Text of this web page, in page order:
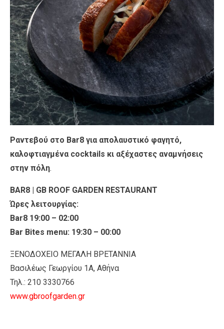
Ραντεβού στο Bar8 για απολαυστικό φαγητό,
καλοφτιαγμένα cocktails κι αξέχαστες αναμνήσεις
στην πόλη.
BAR8 | GB ROOF GARDEN RESTAURANT
Ώρες λειτουργίας:
Bar8 19:00 – 02:00
Bar Bites menu: 19:30 – 00:00
ΞΕΝΟΔΟΧΕΙΟ ΜΕΓΑΛΗ ΒΡΕΤΑΝΝΙΑ
Βασιλέως Γεωργίου 1Α, Αθήνα
Τηλ.: 210 3330766
www.gbroofgarden.gr